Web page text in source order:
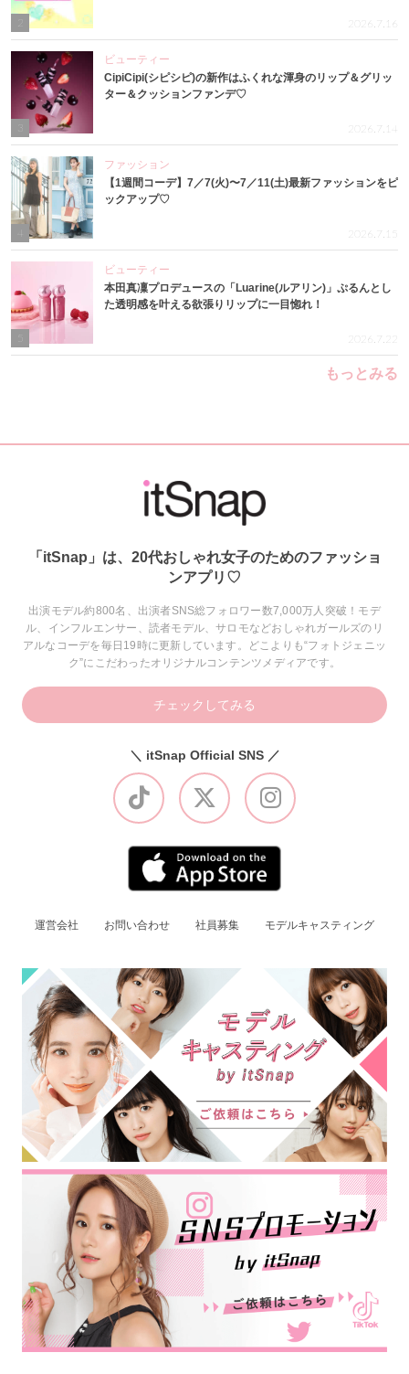
2026.7.16
3
ビューティー
CipiCipi(シピシピ)の新作はふくれな渾身のリップ＆グリッ
ター＆クッションファンデ♡
2026.7.14
4
ファッション
【1週間コーデ】7／7(火)〜7／11(土)最新ファッションをピ
ックアップ♡
2026.7.15
ビューティー
本田真凜プロデュースの「Luarine(ルアリン)」ぷるんとし
た透明感を叶える欲張りリップに一目惚れ！
2026.7.22
もっとみる
「itSnap」は、20代おしゃれ女子のためのファッショ
ンアプリ♡
出演モデル約800名、出演者SNS総フォロワー数7,000万人突破！モデ
ル、インフルエンサー、読者モデル、サロモなどおしゃれガールズのリ
アルなコーデを毎日19時に更新しています。どこよりも“フォトジェニッ
ク”にこだわったオリジナルコンテンツメディアです。
チェックしてみる
＼ itSnap Official SNS ／
運営会社 お問い合わせ 社員募集 モデルキャスティング